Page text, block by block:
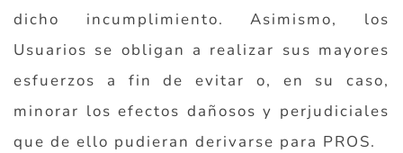
dicho incumplimiento. Asimismo, los
Usuarios se obligan a realizar sus mayores
esfuerzos a fin de evitar o, en su caso,
minorar los efectos dañosos y perjudiciales
que de ello pudieran derivarse para PROS.